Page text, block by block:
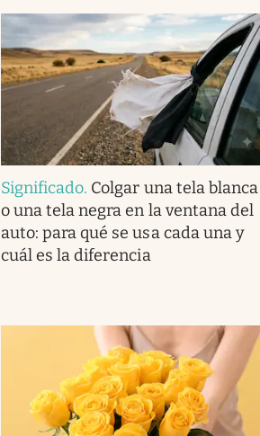
Significado. Colgar una tela blanca
o una tela negra en la ventana del
auto: para qué se usa cada una y
cuál es la diferencia